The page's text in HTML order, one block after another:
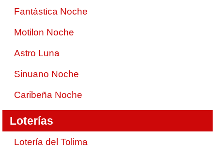
Fantástica Noche
Motilon Noche
Astro Luna
Sinuano Noche
Caribeña Noche
Loterías
Lotería del Tolima